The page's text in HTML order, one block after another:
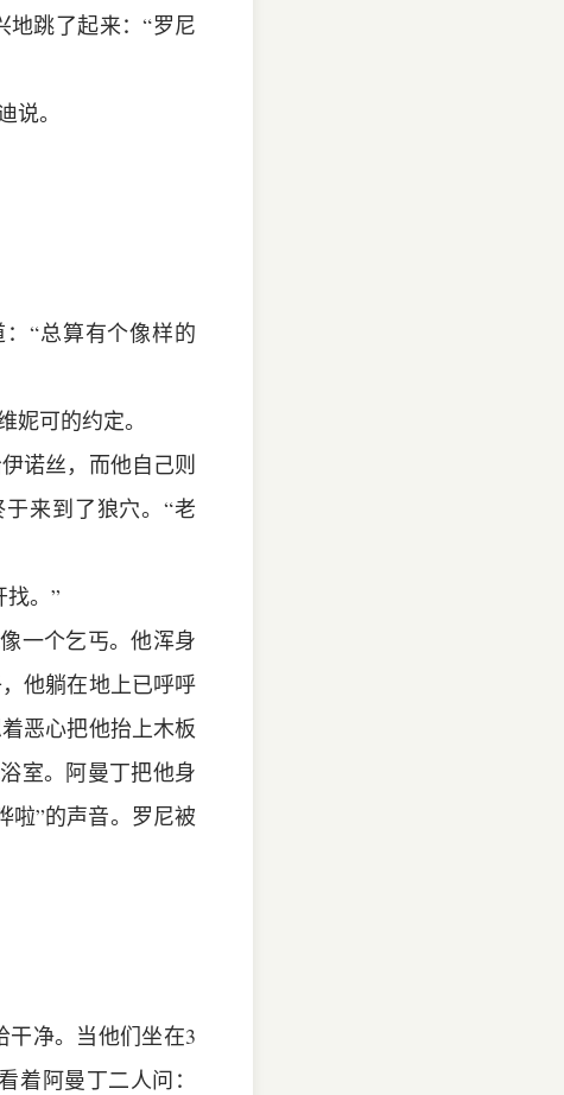
地跳了起来：“罗尼
说。
“总算有个像样的
可的约定。
诺丝，而他自己则
来到了狼穴。“老
找。”
一个乞丐。他浑身
他躺在地上已呼呼
恶心把他抬上木板
室。阿曼丁把他身
啦”的声音。罗尼被
净。当他们坐在3
阿曼丁二人问：